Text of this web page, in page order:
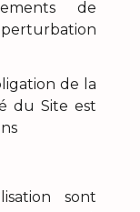
de
perturbation
de la
du Site est
sont